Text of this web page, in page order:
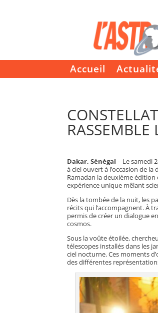
Accueil
RASSEMBLE
Dakar, Sénégal – Le samedi
à ciel ouvert à l’occasion de
Ramadan la deuxième
expérience unique mêlant
Dès la tombée de la nuit, les
récits qui l’accompagnent. À
permis de créer un dialogue
cosmos.
Sous la voûte étoilée,
télescopes installés dans les
ciel nocturne. Ces moments
des différentes